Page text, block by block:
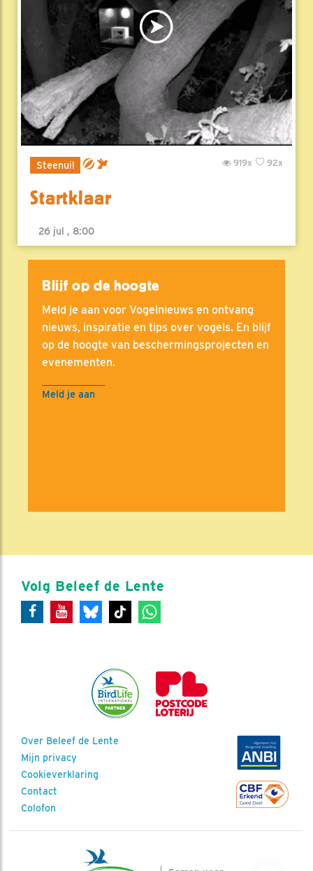
Steenuil 92x
919x
Startklaar
26 jul , 8:00
Blijf op de hoogte
Meld je aan voor Vogelnieuws en ontvang
nieuws, inspiratie en tips over vogels. En blijf
op de hoogte van beschermingsprojecten en
evenementen.
Meld je aan
Volg Beleef de Lente
Over Beleef de Lente
Mijn privacy
Cookieverklaring
Contact
Colofon